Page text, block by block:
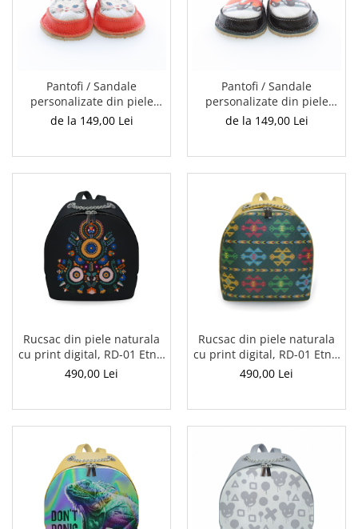
Pantofi / Sandale
personalizate din piele
naturala cu print digital -
de la 149,00 Lei
Pantofi / Sandale
personalizate din piele
naturala cu print digital -
de la 149,00 Lei
Rucsac din piele naturala
cu print digital, RD-01 Etnic
13, Negru
490,00 Lei
Rucsac din piele naturala
cu print digital, RD-01 Etnic
01
490,00 Lei